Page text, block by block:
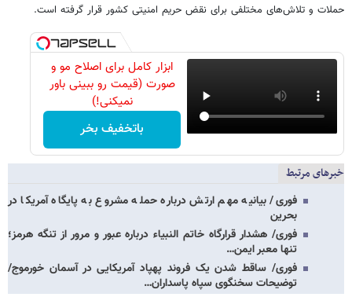
حملات و تلاش‌های مختلفی برای نقض حریم امنیتی کشور قرار گرفته است.
ابزار کامل برای اصلاح مو و
صورت (قیمت رو ببینی باور
نمیکنی!)
باتخفیف بخر
خبرهای مرتبط
فوری/ بیانیه مهم ارتش درباره حمله مشروع به پایگاه آمریکا در
بحرین
فوری/ هشدار قرارگاه خاتم النبیاء درباره عبور و مرور از تنگه هرمز؛
تنها معبر ایمن…
فوری/ ساقط شدن یک فروند پهپاد آمریکایی در آسمان خورموج/
توضیحات سخنگوی سپاه پاسداران…